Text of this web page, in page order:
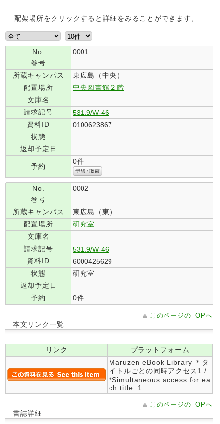
配架場所をクリックすると詳細をみることができます。
No.
0001
巻号
所蔵キャンパス
東広島（中央）
配置場所
中央図書館２階
文庫名
請求記号
531.9/W-46
資料ID
0100623867
状態
返却予定日
予約
0件
No.
0002
巻号
所蔵キャンパス
東広島（東）
配置場所
研究室
文庫名
請求記号
531.9/W-46
資料ID
6000425629
状態
研究室
返却予定日
予約
0件
このページのTOPへ
本文リンク一覧
リンク
プラットフォーム
Maruzen eBook Library ＊タ
イトルごとの同時アクセス1 /
*Simultaneous access for ea
ch title: 1
このページのTOPへ
書誌詳細